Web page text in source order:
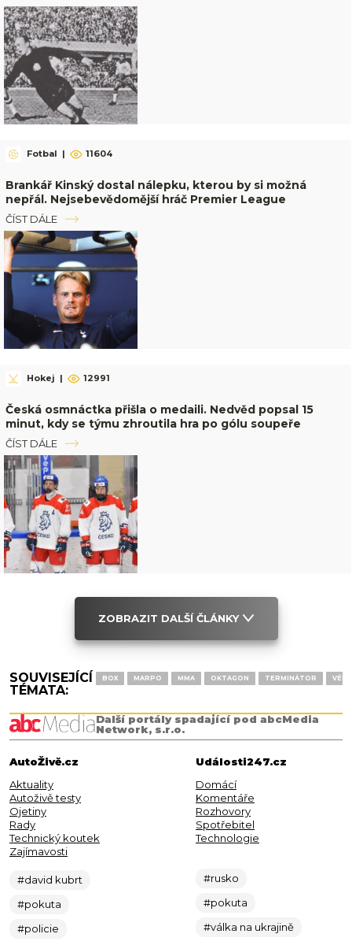
Fotbal | 11604
Brankář Kinský dostal nálepku, kterou by si možná
nepřál. Nejsebevědomější hráč Premier League
ČÍST DÁLE
Hokej | 12991
Česká osmnáctka přišla o medaili. Nedvěd popsal 15
minut, kdy se týmu zhroutila hra po gólu soupeře
ČÍST DÁLE
ZOBRAZIT DALŠÍ ČLÁNKY
SOUVISEJÍCÍ
TÉMATA:
BOX MARPO MMA OKTAGON TERMINÁTOR
Další portály spadající pod abcMedia
Network, s.r.o.
AutoŽivě.cz
Aktuality
Autoživě testy
Ojetiny
Rady
Technický koutek
Zajímavosti
#david kubrt
#pokuta
#policie
Události247.cz
Domácí
Komentáře
Rozhovory
Spotřebitel
Technologie
#rusko
#pokuta
#válka na ukrajině